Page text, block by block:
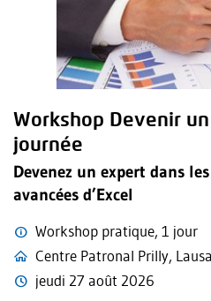
Workshop Devenir
journée
Devenez un expert dans
avancées d’Excel
Workshop pratique, 1 jour
Centre Patronal Prilly,
jeudi 27 août 2026